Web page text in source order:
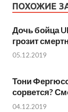
ПОХОЖИЕ
Дочь бойца
грозит
05.12.2019
Тони
сорвется?
04.12.2019